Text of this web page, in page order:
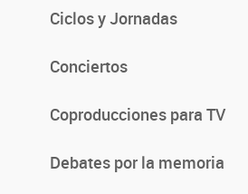
Ciclos y Jornadas
Conciertos
Coproducciones para TV
Debates por la memoria